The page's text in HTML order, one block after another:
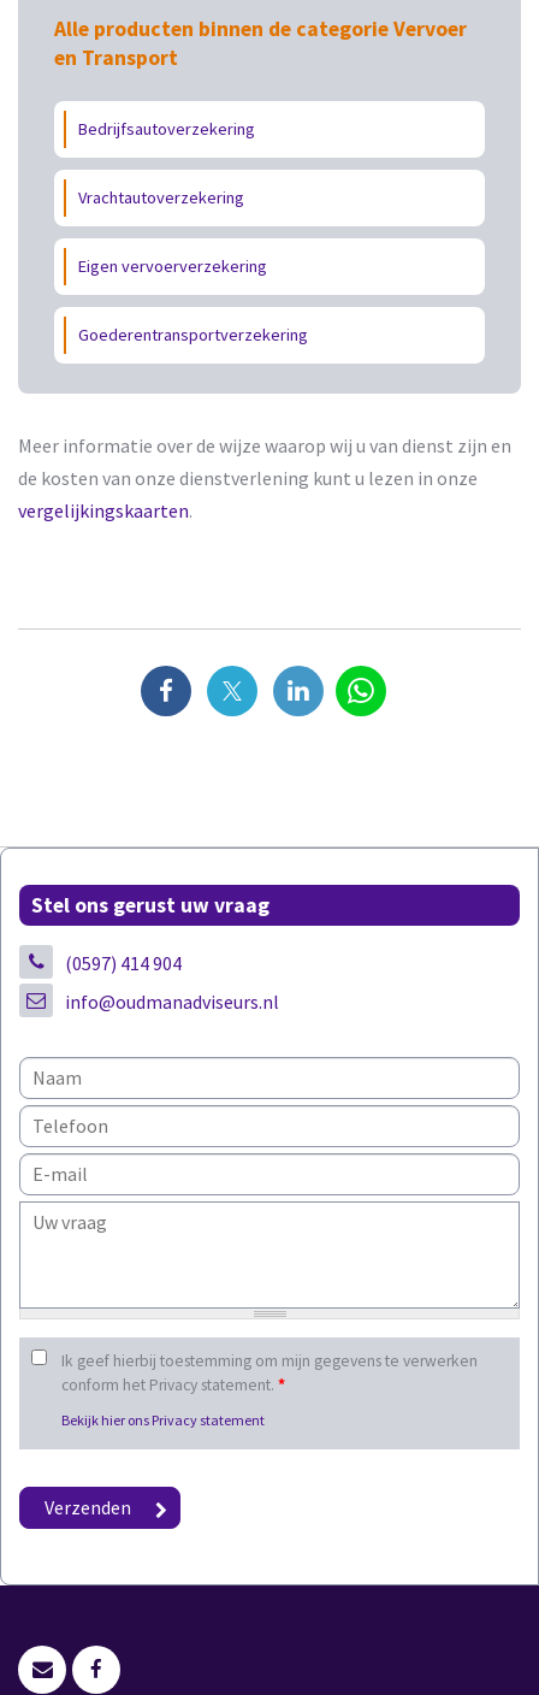
Alle producten binnen de categorie Vervoer
en Transport
Bedrijfsautoverzekering
Vrachtautoverzekering
Eigen vervoerverzekering
Goederentransportverzekering
Meer informatie over de wijze waarop wij u van dienst zijn en
de kosten van onze dienstverlening kunt u lezen in onze
vergelijkingskaarten.
Stel ons gerust uw vraag
(0597) 414 904
info@oudmanadviseurs.nl
Ik geef hierbij toestemming om mijn gegevens te verwerken
conform het Privacy statement. *
Bekijk hier ons Privacy statement